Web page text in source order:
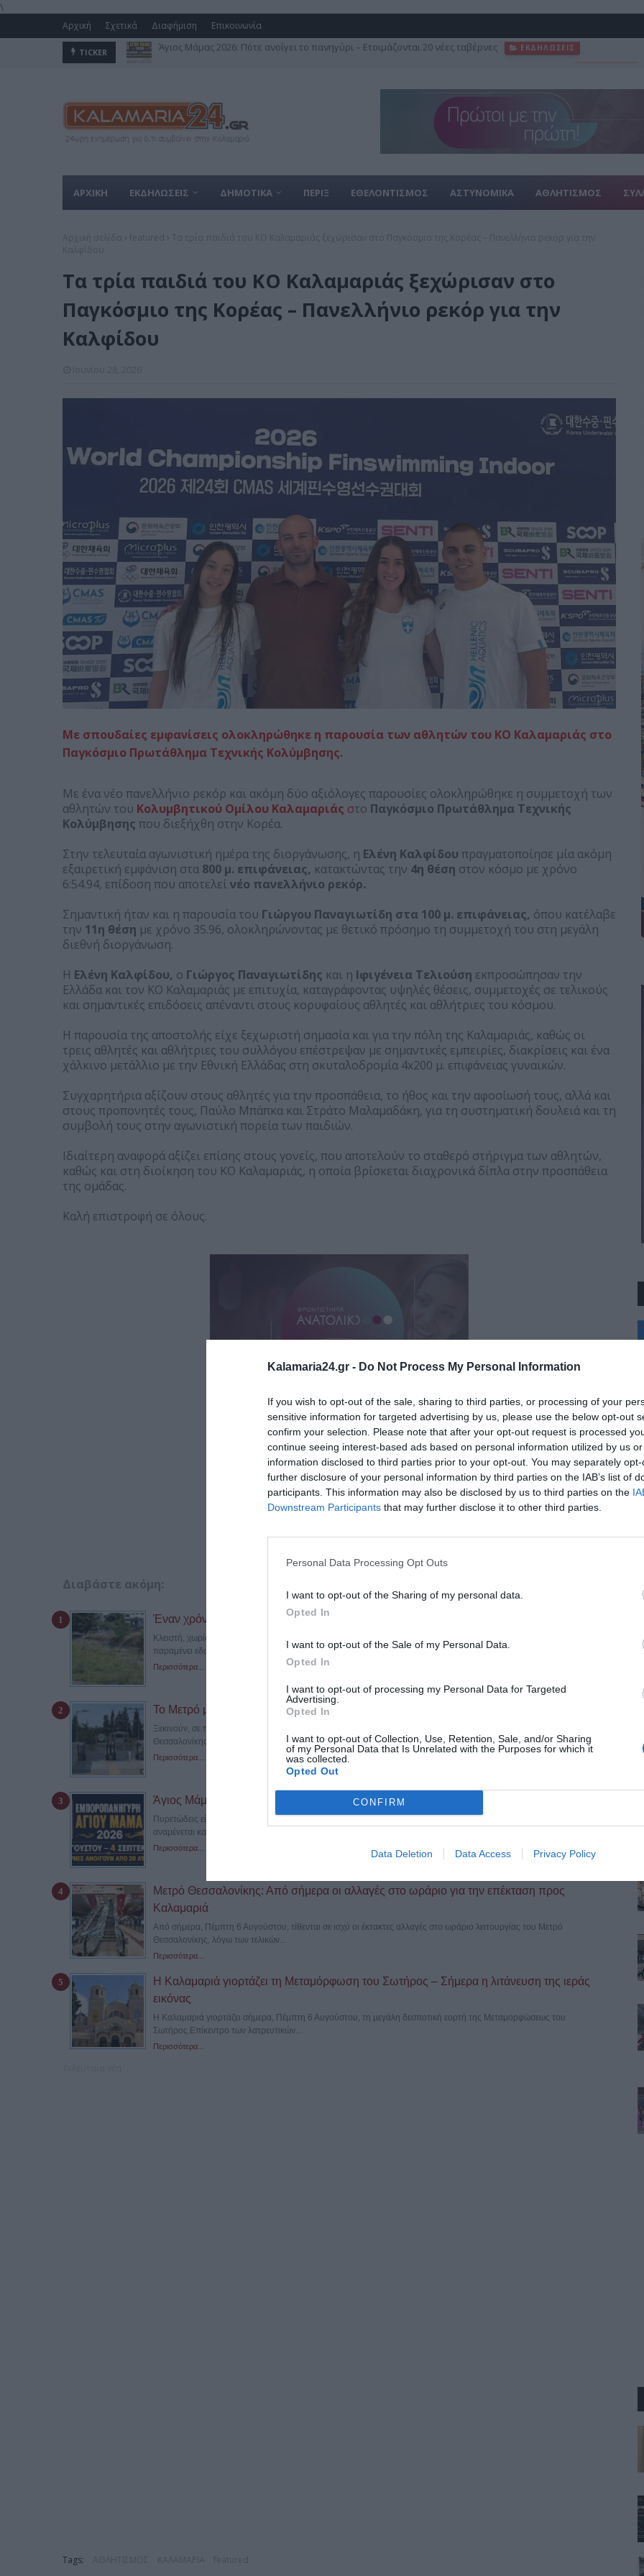
Kalamaria24.gr - Do Not Process My Personal Information
If you wish to opt-out of the sale, sharing to third parties, or processing of your
sensitive information for targeted advertising by us, please use the below opt-out
confirm your selection. Please note that after your opt-out request is processed
continue seeing interest-based ads based on personal information utilized by us
information disclosed to third parties prior to your opt-out. You may separately
further disclosure of your personal information by third parties on the IAB’s list of
participants. This information may also be disclosed by us to third parties on the
Downstream Participants that may further disclose it to other third parties.
Personal Data Processing Opt Outs
I want to opt-out of the Sharing of my personal data.
Opted In
I want to opt-out of the Sale of my Personal Data.
Opted In
I want to opt-out of processing my Personal Data for Targeted
Advertising.
Opted In
I want to opt-out of Collection, Use, Retention, Sale, and/or Sharing
of my Personal Data that Is Unrelated with the Purposes for which it
was collected.
Opted Out
CONFIRM
Data Deletion Data Access Privacy Policy
\
Αρχική Σχετικά Διαφήμιση Επικοινωνία
TICKER Μετρό Θεσσαλονίκης: Από σήμερα οι αλλαγές στο ωράριο για την επέκταση προς Καλαμαριά
ΑΡΧΙΚΗ ΕΚΔΗΛΩΣΕΙΣ ΔΗΜΟΤΙΚΑ ΠΕΡΙΞ ΕΘΕΛΟΝΤΙΣΜΟΣ ΑΣΤΥΝΟΜΙΚΑ ΑΘΛΗΤΙΣΜΟΣ
Τα τρία παιδιά του ΚΟ Καλαμαριάς ξεχώρισαν στο
Παγκόσμιο της Κορέας – Πανελλήνιο ρεκόρ για την
Καλφίδου
Με σπουδαίες εμφανίσεις ολοκληρώθηκε η παρουσία των αθλητών του ΚΟ Καλαμαριάς στο
Παγκόσμιο Πρωτάθλημα Τεχνικής Κολύμβησης.
Με ένα νέο πανελλήνιο ρεκόρ και ακόμη δύο αξιόλογες παρουσίες ολοκληρώθηκε η συμμετοχή των
αθλητών του Κολυμβητικού Ομίλου Καλαμαριάς στο Παγκόσμιο Πρωτάθλημα Τεχνικής
Κολύμβησης που διεξήχθη στην Κορέα.
Στην τελευταία αγωνιστική ημέρα της διοργάνωσης, η Ελένη Καλφίδου πραγματοποίησε μία ακόμη
εξαιρετική εμφάνιση στα 800 μ. επιφάνειας, κατακτώντας την 4η θέση στον κόσμο με χρόνο
6:54.94, επίδοση που αποτελείνέο πανελλήνιο ρεκόρ.
Σημαντική ήταν και η παρουσία του Γιώργου Παναγιωτίδη στα 100 μ. επιφάνειας, όπου κατέλαβε
την 11η θέση με χρόνο 35.96, ολοκληρώνοντας με θετικό πρόσημο τη συμμετοχή του στη μεγάλη
διεθνή διοργάνωση.
Η Ελένη Καλφίδου, ο Γιώργος Παναγιωτίδης και η Ιφιγένεια Τελιούση εκπροσώπησαν την
Ελλάδα και τον ΚΟ Καλαμαριάς με επιτυχία, καταγράφοντας υψηλές θέσεις, συμμετοχές σε τελικούς
και σημαντικές επιδόσεις απέναντι στους κορυφαίους αθλητές και αθλήτριες του κόσμου.
Η παρουσία της αποστολής είχε ξεχωριστή σημασία και για την πόλη της Καλαμαριάς, καθώς οι
τρεις αθλητές και αθλήτριες του συλλόγου επέστρεψαν με σημαντικές εμπειρίες, διακρίσεις και ένα
χάλκινο μετάλλιο με την Εθνική Ελλάδας στη σκυταλοδρομία 4x200 μ. επιφάνειας γυναικών.
Συγχαρητήρια αξίζουν στους αθλητές για την προσπάθεια, το ήθος και την αφοσίωσή τους, αλλά και
στους προπονητές τους, Παύλο Μπάπκα και Στράτο Μαλαμαδάκη, για τη συστηματική δουλειά και τη
συμβολή τους στην αγωνιστική πορεία των παιδιών.
Ιδιαίτερη αναφορά αξίζει επίσης στους γονείς, που αποτελούν το σταθερό στήριγμα των αθλητών,
καθώς και στη διοίκηση του ΚΟ Καλαμαριάς, η οποία βρίσκεται διαχρονικά δίπλα στην προσπάθεια
της ομάδας.
Καλή επιστροφή σε όλους.
Διαβάστε ακόμη:
Έναν χρόνο αποκλεισμένη η γέφυρα της Κνωσού – Το «μπαλάκι» των αρμοδιοτήτων
Κλειστή, χωρίς να έχει πραγματοποιηθεί μέχρι σήμερα στατικός έλεγχος ή κάποια παρέμβαση αποκατάστασης,
παραμένει εδώ και σχεδόν έναν χρόνο...
Περισσότερα...
Το Μετρό μπαίνει στην Καλαμαριά – Ξεκίνησε το τελικό “trial run”
Ξεκινούν, σε πρώτη φάση αποκλειστικά κατά τις νυχτερινές ώρες, τα δοκιμαστικά δρομολόγια της επέκτασης του Μετρό
Θεσσαλονίκης προς την...
Περισσότερα...
Άγιος Μάμας 2026: Πότε ανοίγει το πανηγύρι – Ετοιμάζονται 20 νέες ταβέρνες
Πυρετώδεις είναι οι προετοιμασίες στον Άγιο Μάμα Χαλκιδικής για τη φετινή μεγάλη εμποροπανήγυρη, η οποία
αναμένεται και πάλι να προσελκύσει...
Περισσότερα...
Μετρό Θεσσαλονίκης: Από σήμερα οι αλλαγές στο ωράριο για την επέκταση προς
Καλαμαριά
Από σήμερα, Πέμπτη 6 Αυγούστου, τίθενται σε ισχύ οι έκτακτες αλλαγές στο ωράριο λειτουργίας του Μετρό
Θεσσαλονίκης, λόγω των τελικών...
Περισσότερα...
Η Καλαμαριά γιορτάζει τη Μεταμόρφωση του Σωτήρος – Σήμερα η λιτάνευση της ιεράς
εικόνας
Η Καλαμαριά γιορτάζει σήμερα, Πέμπτη 6 Αυγούστου, τη μεγάλη δεσποτική εορτή της Μεταμορφώσεως του
Σωτήρος.Επίκεντρο των λατρευτικών...
Περισσότερα...
Tags:
+
°